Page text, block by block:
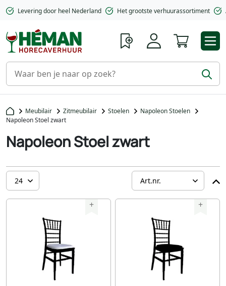
Levering door heel Nederland Het grootste verhuurassortiment
Meubilair Zitmeubilair Stoelen
Napoleon Stoelen
Napoleon Stoel zwart
Napoleon Stoel zwart
+ +